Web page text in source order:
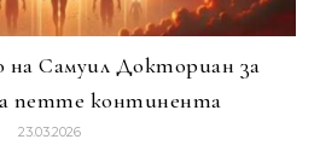
Самуил Докториан за
петте континента
23.03.2026